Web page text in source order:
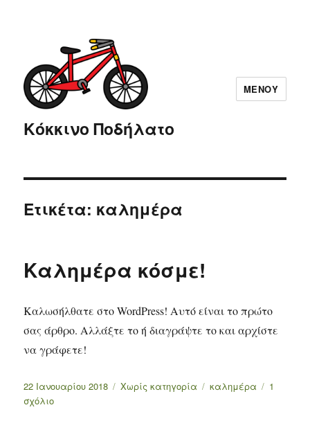
Κόκκινο Ποδήλατο
ΜΕΝΟΎ
Ετικέτα: καλημέρα
Καλημέρα κόσμε!
Καλωσήλθατε στο WordPress! Αυτό είναι το πρώτο
σας άρθρο. Αλλάξτε το ή διαγράψτε το και αρχίστε
να γράφετε!
Δημοσιεύτηκε
την
22 Ιανουαρίου 2018 Κατηγορίες
Χωρίς κατηγορία Ετικέτες
καλημέρα
1
σχόλιο